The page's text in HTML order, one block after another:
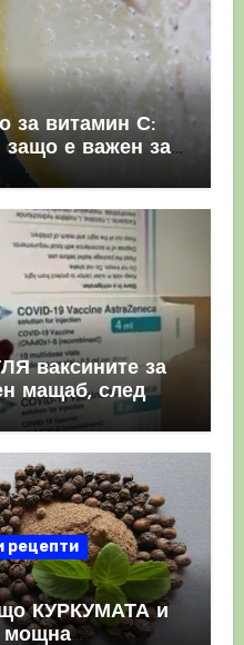
за витамин С:
защо е важен за
ваксините за
мащаб, след
рецепти
КУРКУМАТА и